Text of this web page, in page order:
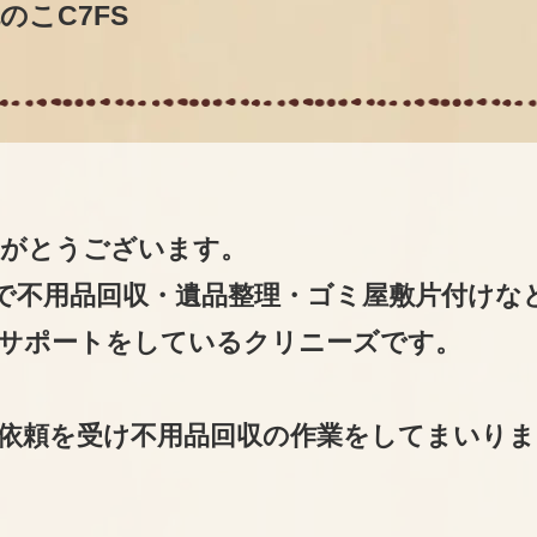
こC7FS
とうございます。
不用品回収・遺品整理・ゴミ屋敷片付けな
ポートをしているクリニーズです。
頼を受け不用品回収の作業をしてまいり